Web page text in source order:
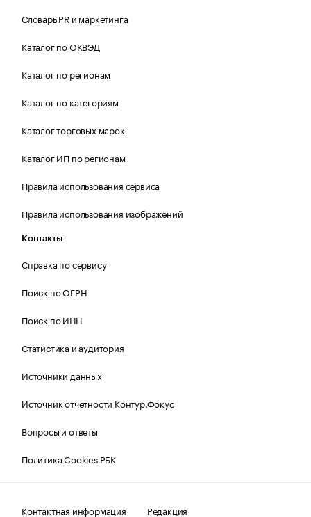
Словарь PR и маркетинга
Каталог по ОКВЭД
Каталог по регионам
Каталог по категориям
Каталог торговых марок
Каталог ИП по регионам
Правила использования сервиса
Правила использования изображений
Контакты
Справка по сервису
Поиск по ОГРН
Поиск по ИНН
Статистика и аудитория
Источники данных
Источник отчетности Контур.Фокус
Вопросы и ответы
Политика Cookies РБК
Контактная информация Редакция